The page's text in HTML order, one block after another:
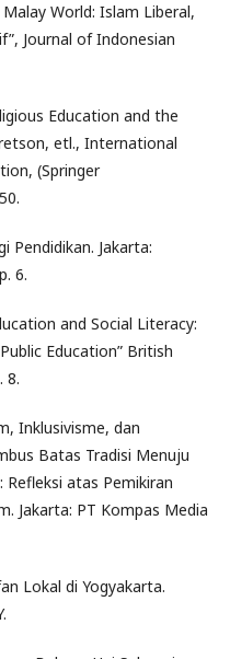
World: Islam Liberal,
Journal of Indonesian
Education and the
etl., International
(Springer
Pendidikan. Jakarta:
6.
and Social Literacy:
Education” British
8.
Inklusivisme, dan
Batas Tradisi Menuju
atas Pemikiran
Jakarta: PT Kompas Media
Lokal di Yogyakarta.